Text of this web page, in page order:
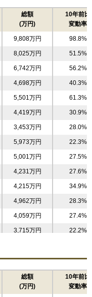
総額
(万円)
10年前比
変動率
9,808万円 98.8%
8,025万円 51.5%
6,742万円 56.2%
4,698万円 40.3%
5,501万円 61.3%
4,419万円 30.9%
3,453万円 28.0%
5,973万円 22.3%
5,001万円 27.5%
4,231万円 27.6%
4,215万円 34.9%
4,962万円 28.3%
4,059万円 27.4%
3,715万円 22.2%
3,825万円 25.1%
5,303万円 31.8%
4,382万円 25.0%
総額
(万円)
10年前比
変動率